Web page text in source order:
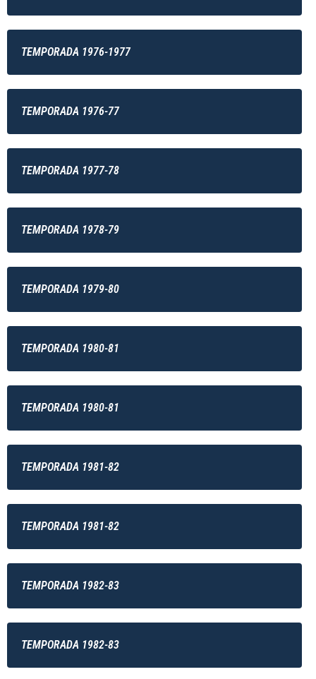
TEMPORADA 1976-1977
TEMPORADA 1976-77
TEMPORADA 1977-78
TEMPORADA 1978-79
TEMPORADA 1979-80
TEMPORADA 1980-81
TEMPORADA 1980-81
TEMPORADA 1981-82
TEMPORADA 1981-82
TEMPORADA 1982-83
TEMPORADA 1982-83